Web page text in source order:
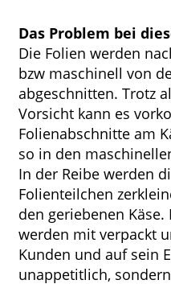
Das Problem bei
Die Folien werden
bzw maschinell von
abgeschnitten. Trotz
Vorsicht kann es
Folienabschnitte am
so in den
In der Reibe werden
Folienteilchen
den geriebenen
werden mit verpackt
Kunden und auf sein
unappetitlich,